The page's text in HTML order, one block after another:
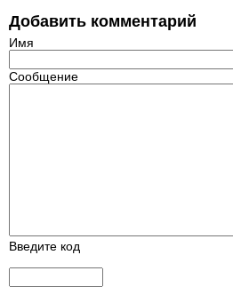
Добавить комментарий
Имя
Сообщение
Введите код